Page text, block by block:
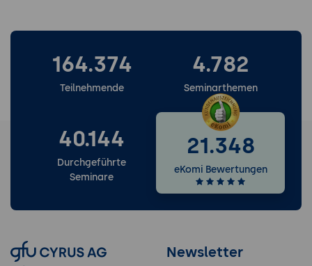
164.374
Teilnehmende
4.782
Seminarthemen
40.144
Durchgeführte
Seminare
21.348
eKomi Bewertungen
Newsletter